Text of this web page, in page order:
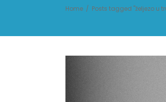
Home / Posts tagged "željezo u